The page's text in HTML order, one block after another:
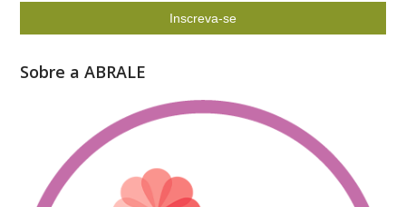
Sobre a ABRALE